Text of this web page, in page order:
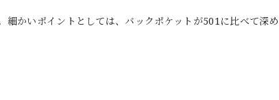
かいポイントとしては、バックポケットが501に比べて深